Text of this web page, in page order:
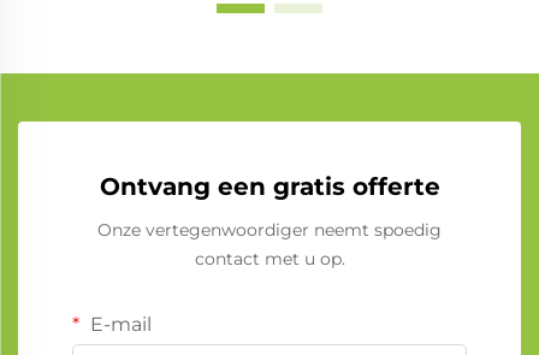
Ontvang een gratis offerte
Onze vertegenwoordiger neemt spoedig
contact met u op.
E-mail